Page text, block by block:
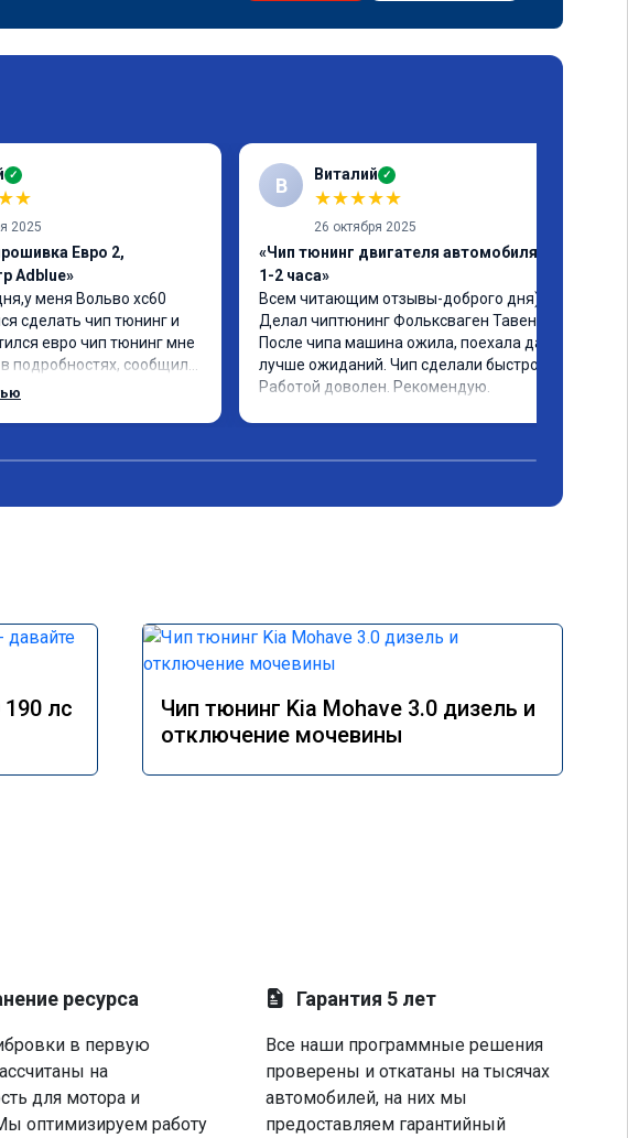
✓
★
2025
Евро 2,
Adblue»
меня Вольво xc60
сделать чип тюнинг и
евро чип тюнинг мне
подробностях, сообщили
Приехал в назначенное
В Виталий ✓
★★★★★
26 октября 2025
«Чип тюнинг двигателя автомобиля за
1-2 часа»
Всем читающим отзывы-доброго дня))
Делал чиптюнинг Фольксваген Тавендор.
После чипа машина ожила, поехала даже
лучше ожиданий. Чип сделали быстро.
Работой доволен. Рекомендую.
лс
Чип тюнинг Kia Mohave 3.0 дизель и
отключение мочевины
ресурса
в первую
на
для мотора и
оптимизируем работу
Гарантия 5 лет
Все наши программные решения
проверены и откатаны на тысячах
автомобилей, на них мы
предоставляем гарантийный